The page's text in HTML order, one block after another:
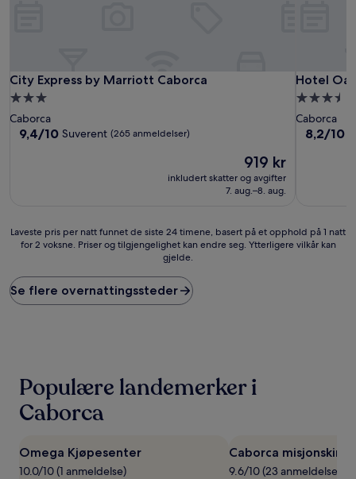
City Express by Marriott Caborca
City Express by Marriott Caborca
Overnattingssted
med
3.0
Caborca
9.4
9,4/10 Suverent (265 anmeldelser)
Prisen
919 kr
919 kr
inkludert skatter og avgifter
7. aug.–8. aug.
Hotel
Hotel
med
3.5
Caborca
8.2
8,2/10
Laveste
pris
natt
funnet
de
opphold
på
natt
for
Laveste pris per natt funnet de siste 24 timene, basert på et opphold på 1 natt
for 2 voksne. Priser og tilgjengelighet kan endre seg. Ytterligere vilkår kan
gjelde.
Se flere overnattingssteder
Populære landemerker i
Caborca
Omega Kjøpesenter
10.0/10 (1 anmeldelse)
Caborca misjonskirke
9.6/10 (23 anmeldelser)